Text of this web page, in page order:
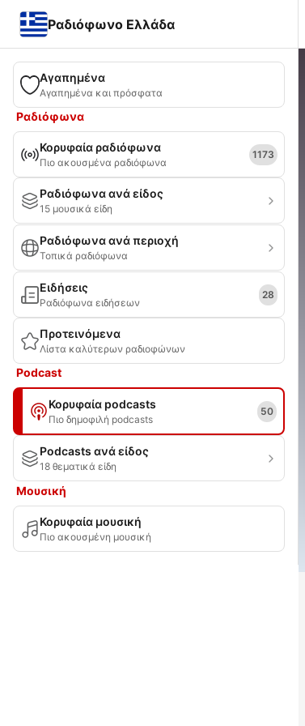
Ραδιόφωνο Ελλάδα
Αγαπημένα
Αγαπημένα και πρόσφατα
Ραδιόφωνα
Κορυφαία ραδιόφωνα
Πιο ακουσμένα ραδιόφωνα
1173
Ραδιόφωνα ανά είδος
15 μουσικά είδη
Ραδιόφωνα ανά περιοχή
Τοπικά ραδιόφωνα
Ειδήσεις
Ραδιόφωνα ειδήσεων
28
Προτεινόμενα
Λίστα καλύτερων ραδιοφώνων
Podcast
Κορυφαία podcasts
Πιο δημοφιλή podcasts
50
Podcasts ανά είδος
18 θεματικά είδη
Μουσική
Κορυφαία μουσική
Πιο ακουσμένη μουσική